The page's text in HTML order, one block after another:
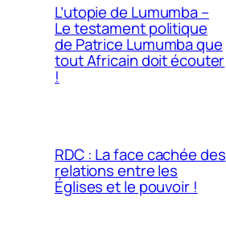
L’utopie de Lumumba –
Le testament politique
de Patrice Lumumba que
tout Africain doit écouter
!
RDC : La face cachée des
relations entre les
Églises et le pouvoir !